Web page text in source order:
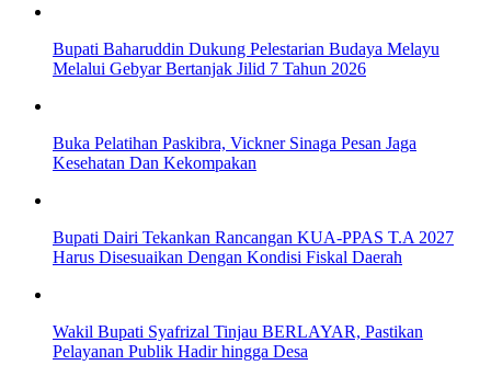
Bupati Baharuddin Dukung Pelestarian Budaya Melayu
Melalui Gebyar Bertanjak Jilid 7 Tahun 2026
Buka Pelatihan Paskibra, Vickner Sinaga Pesan Jaga
Kesehatan Dan Kekompakan
Bupati Dairi Tekankan Rancangan KUA-PPAS T.A 2027
Harus Disesuaikan Dengan Kondisi Fiskal Daerah
Wakil Bupati Syafrizal Tinjau BERLAYAR, Pastikan
Pelayanan Publik Hadir hingga Desa